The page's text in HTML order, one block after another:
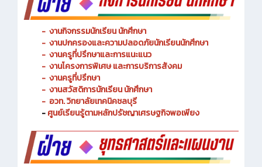
- งานกิจกรรมนักเรียน นักศึกษา
- งานปกครองและความปลอดภัยนักเรียนนักศึกษา
- งานครูที่ปรึกษาและการแนะแนว
- งานโครงการพิเศษ และการบริการสังคม
- งานครูที่ปรึกษา
- งานสวัสดิการนักเรียน นักศึกษา
- อวท. วิทยาลัยเทคนิคชลบุรี
-ศูนย์เรียนรู้ตามหลักปรัชญาเศรษฐกิจพอเพียง